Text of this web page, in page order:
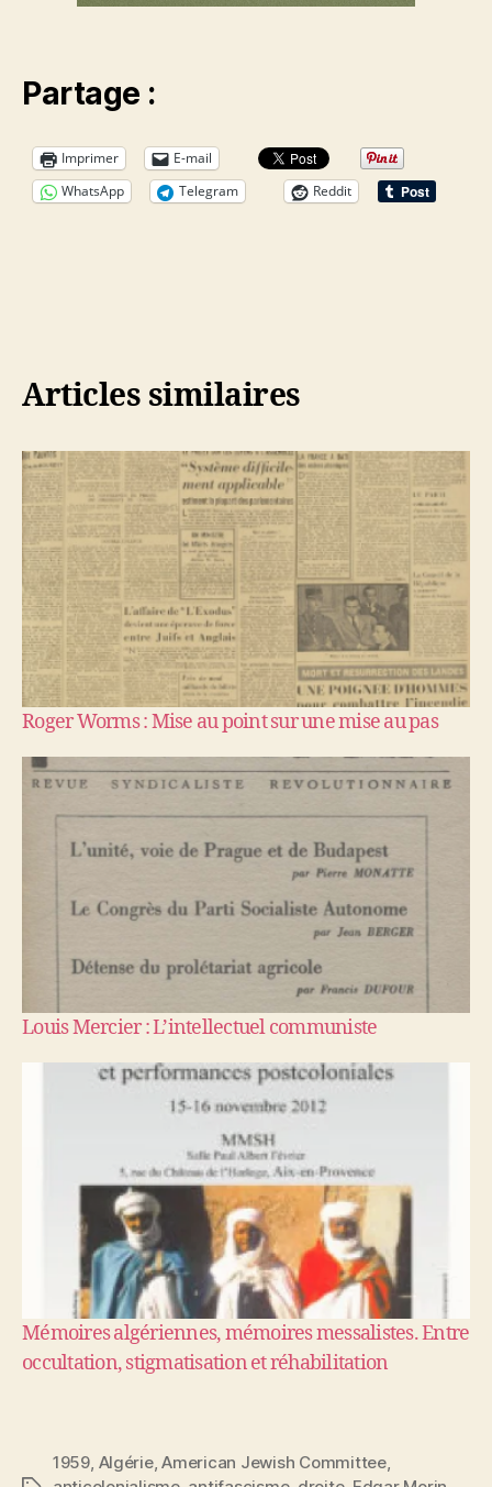
Partage :
Imprimer
E-mail
WhatsApp
Telegram Reddit
Articles similaires
Roger Worms : Mise au point sur une mise au pas
Louis Mercier : L’intellectuel communiste
Mémoires algériennes, mémoires messalistes. Entre
occultation, stigmatisation et réhabilitation
1959, Algérie,American Jewish Committee,